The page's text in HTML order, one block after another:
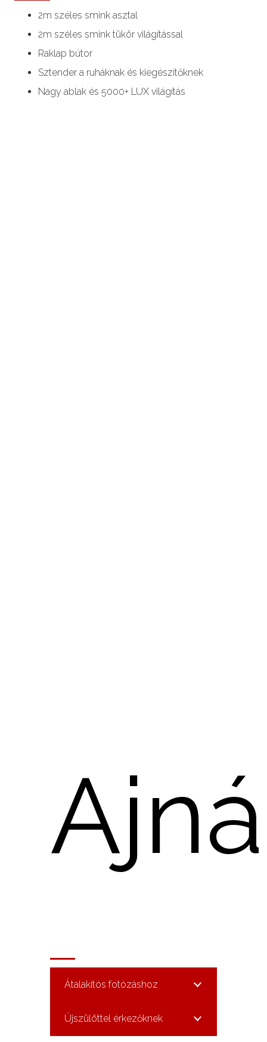
2m széles smink asztal
2m széles smink tükör világítással
Raklap bútor
Sztender a ruháknak és kiegészítőknek
Nagy ablak és 5000+ LUX világítás
Átalakítós fotózáshoz
Újszülöttel érkezőknek